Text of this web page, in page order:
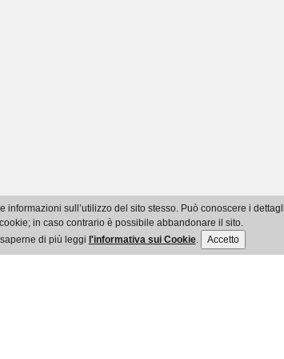
sull’utilizzo del sito stesso. Può conoscere i
in caso contrario è possibile abbandonare il sito.
di più leggi l'informativa sui Cookie. Accetto